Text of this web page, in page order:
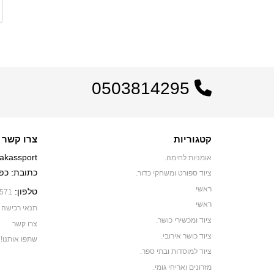
קטגוריות
אומניות לחימה.
ציוד ספורט ומשחקי כדור.
ראשי
ראשי
ציוד ומכשירי כושר.
ציוד כושר אירובי.
ציוד למוסדות ובתי ספר.
מזרונים ואריחי גומי.
צרו קשר
כתובת: כפר יאסיף
טלפון:
תנאי רכישה
צרו קשר
שתפו אותנו!